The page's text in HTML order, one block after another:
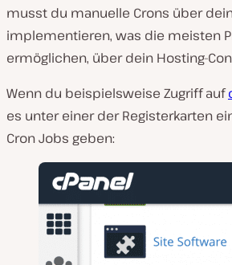
musst du manuelle Crons über
implementieren, was die meisten
ermöglichen, über dein Hosting-
Wenn du beispielsweise Zugriff auf
es unter einer der Registerkarten
Cron Jobs geben: